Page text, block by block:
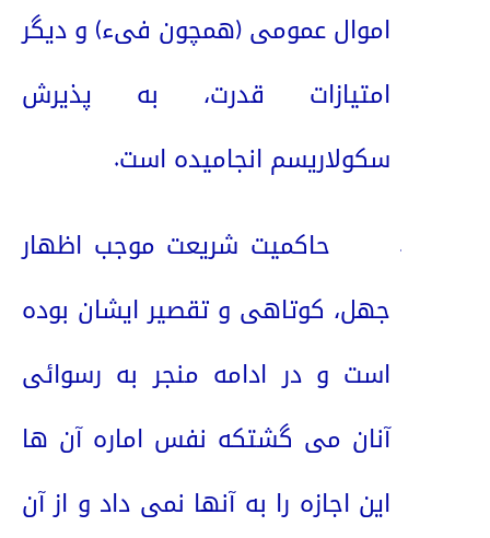
اموال عمومی (همچون فیء) و دیگر
امتیازات قدرت، به پذیرش
سکولاریسم انجامیده است.
حاکمیت شریعت موجب اظهار
جهل، کوتاهی و تقصیر ایشان بوده
است و در ادامه منجر به رسوائی
آنان می گشتکه نفس اماره آن ها
این اجازه را به آنها نمی داد و از آن